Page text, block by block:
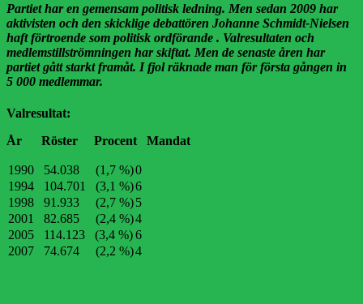
Partiet har en gemensam politisk ledning. Men sedan 2009 har
aktivisten och den skicklige debattören Johanne Schmidt-Nielsen
haft förtroende som politisk ordförande . Valresultaten och
medlemstillströmningen har skiftat. Men de senaste åren har
partiet gått starkt framåt. I fjol räknade man för första gången in
5 000 medlemmar.
Valresultat:
År Röster Procent Mandat
1990 54.038 (1,7 %)0
1994 104.701 (3,1 %)6
1998 91.933 (2,7 %)5
2001 82.685 (2,4 %)4
2005 114.123 (3,4 %)6
2007 74.674 (2,2 %)4